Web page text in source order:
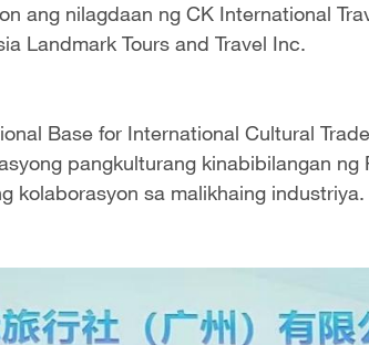
ang nilagdaan ng CK International
Landmark Tours and Travel Inc.
Base for International Cultural
pangkulturang kinabibilangan ng
kolaborasyon sa malikhaing industriya.